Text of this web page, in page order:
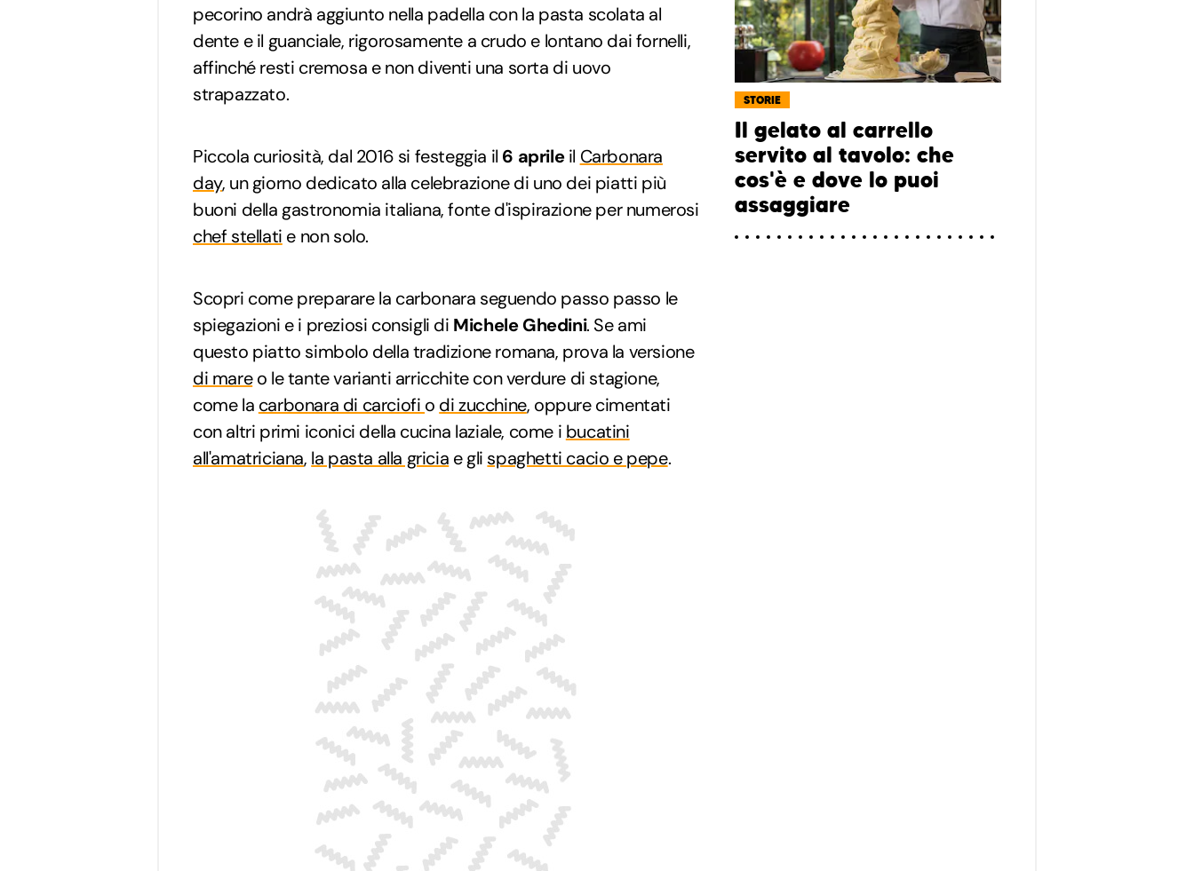
pecorino andrà aggiunto nella padella con la pasta scolata al
dente e il guanciale, rigorosamente a crudo e lontano dai fornelli,
affinché resti cremosa e non diventi una sorta di uovo
strapazzato.
Piccola curiosità, dal 2016 si festeggia il 6 aprileil Carbonara
day, un giorno dedicato alla celebrazione di uno dei piatti più
buoni della gastronomia italiana, fonte d'ispirazione per numerosi
chef stellati e non solo.
Scopri come preparare la carbonara seguendo passo passo le
spiegazioni e i preziosi consigli di Michele Ghedini. Se ami
questo piatto simbolo della tradizione romana, prova la versione
di mareo le tante varianti arricchite con verdure di stagione,
come la carbonara di carciofi o di zucchine, oppure cimentati
con altri primi iconici della cucina laziale, come i bucatini
all'amatriciana, la pasta alla gricia e gli spaghetti cacio e pepe.
STORIE
Il gelato al carrello
servito al tavolo: che
cos'è e dove lo puoi
assaggiare